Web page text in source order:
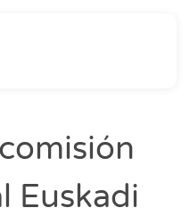
Euskadi